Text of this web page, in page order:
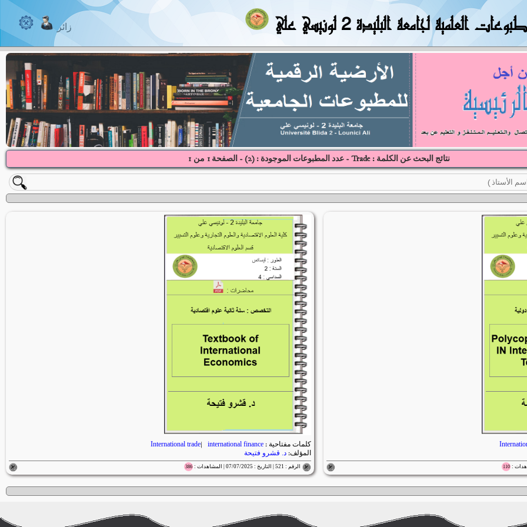
العلمية لجامعة البليدة 2 لونيسي علي زائر
نتائج البحث عن الكلمة : Trade - عدد المطبوعات الموجودة : ( 2) - الصفحة1 من1
110
كلمات مفتاحية : International trade| international finance
المؤلف: د. قشرو فتيحة
الرقم : 521 | التاريخ : 07/07/2025 | المشاهدات : 386